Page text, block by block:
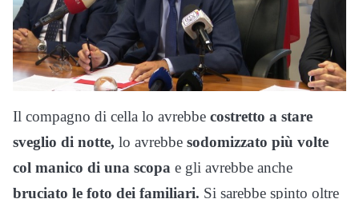
Il compagno di cella lo avrebbe costretto a stare
sveglio di notte, lo avrebbe sodomizzato più volte
col manico di una scopa e gli avrebbe anche
bruciato le foto dei familiari. Si sarebbe spinto oltre